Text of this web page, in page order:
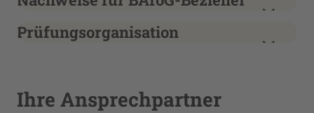
Prüfungsorganisation
Ihre Ansprechpartner